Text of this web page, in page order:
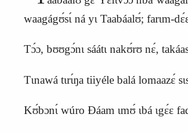
waagágʊ́sɩ́ ná yɩ Taabáalʊ́; farɩm-
Tɔ́ɔ, bʊʊgɔ́nɩ sáátɩ nakʊ́rʊ nɛ́,
Tɩnawá tɩrɩ́ŋa tiiyéle balá lomaazɛ́
Kʊ́bɔnɩ́ wúro Ɖáam ɩmʊ́ ɩbá ɩgɛ́ɛ